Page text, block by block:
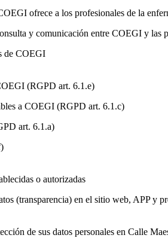
ofrece a los profesionales de la
y comunicación entre COEGI y las
de COEGI
(RGPD art. 6.1.e)
a COEGI (RGPD art. 6.1.c)
art. 6.1.a)
o autorizadas
(transparencia) en el sitio web, APP y
de sus datos personales en Calle